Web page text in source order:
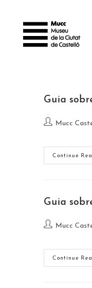
Guia
Mucc
Continue
Guia
Mucc
Continue